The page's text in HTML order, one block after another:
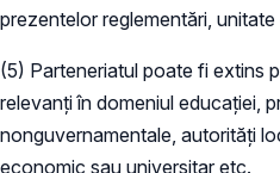
prezentelor reglementări,
(5) Parteneriatul poate fi extins
relevanți în domeniul educației,
nonguvernamentale, autorități
economic sau universitar etc.